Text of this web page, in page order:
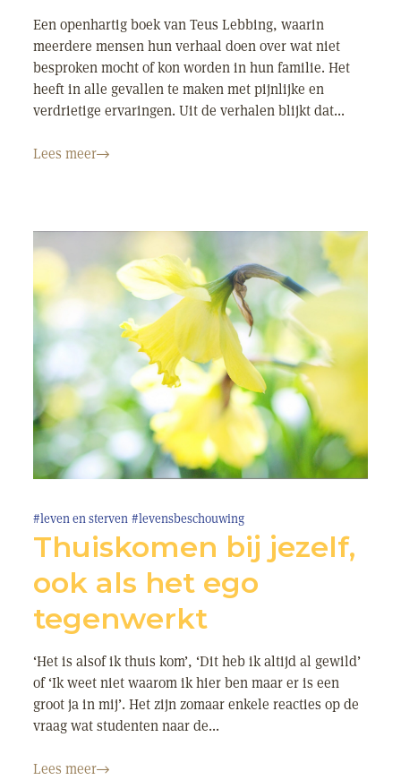
Een openhartig boek van Teus Lebbing, waarin
meerdere mensen hun verhaal doen over wat niet
besproken mocht of kon worden in hun familie. Het
heeft in alle gevallen te maken met pijnlijke en
verdrietige ervaringen. Uit de verhalen blijkt dat...
Lees meer
#leven en sterven #levensbeschouwing
Thuiskomen bij jezelf,
ook als het ego
tegenwerkt
‘Het is alsof ik thuis kom’, ‘Dit heb ik altijd al gewild’
of ‘Ik weet niet waarom ik hier ben maar er is een
groot ja in mij’. Het zijn zomaar enkele reacties op de
vraag wat studenten naar de...
Lees meer